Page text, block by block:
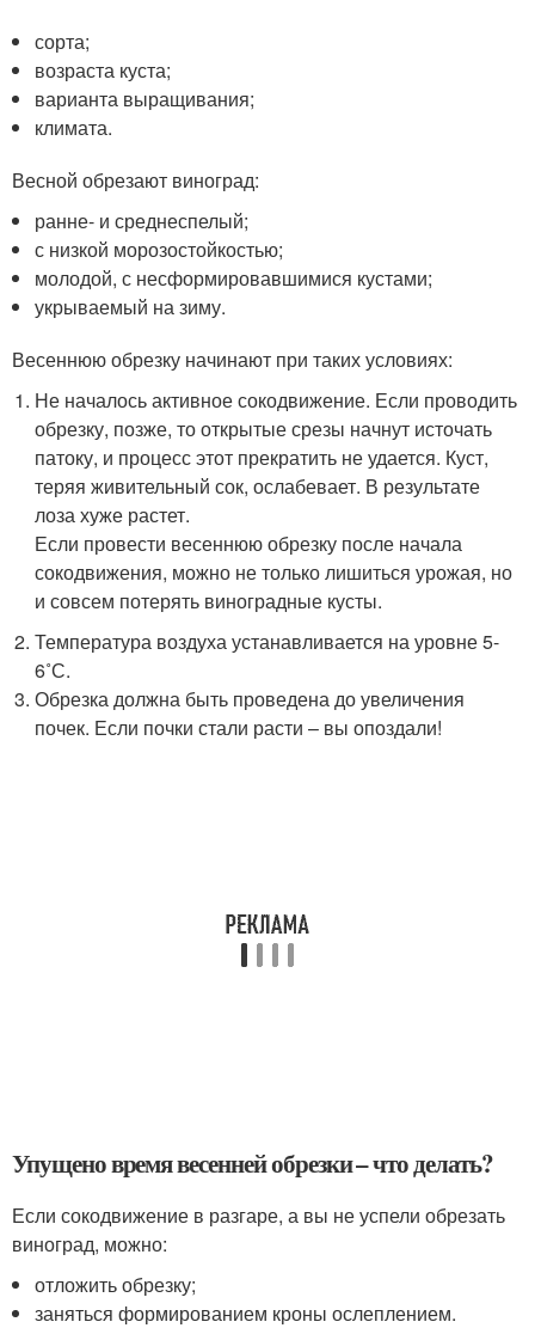
сорта;
возраста куста;
варианта выращивания;
климата.
Весной обрезают виноград:
ранне- и среднеспелый;
с низкой морозостойкостью;
молодой, с несформировавшимися кустами;
укрываемый на зиму.
Весеннюю обрезку начинают при таких условиях:
Не началось активное сокодвижение. Если проводить
обрезку, позже, то открытые срезы начнут источать
патоку, и процесс этот прекратить не удается. Куст,
теряя живительный сок, ослабевает. В результате
лоза хуже растет.
Если провести весеннюю обрезку после начала
сокодвижения, можно не только лишиться урожая, но
и совсем потерять виноградные кусты.
Температура воздуха устанавливается на уровне 5-
6˚С.
Обрезка должна быть проведена до увеличения
почек. Если почки стали расти – вы опоздали!
Упущено время весенней обрезки – что делать?
Если сокодвижение в разгаре, а вы не успели обрезать
виноград, можно:
отложить обрезку;
заняться формированием кроны ослеплением.